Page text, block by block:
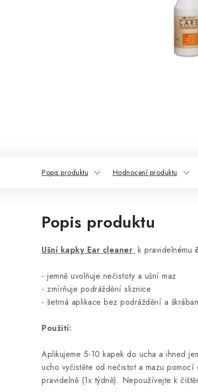
Popis produktu Hodnocení produktu
Popis produktu
Ušní kapky Ear cleaner k pravidelnému
- jemně uvolňuje nečistoty a ušní maz
- zmírňuje podráždění sliznice
- šetrná aplikace bez podráždění a
Použití:
Aplikujeme 5-10 kapek do ucha a ihned
ucho vyčistěte od nečistot a mazu pomocí
pravidelně (1x týdně). Nepoužívejte k